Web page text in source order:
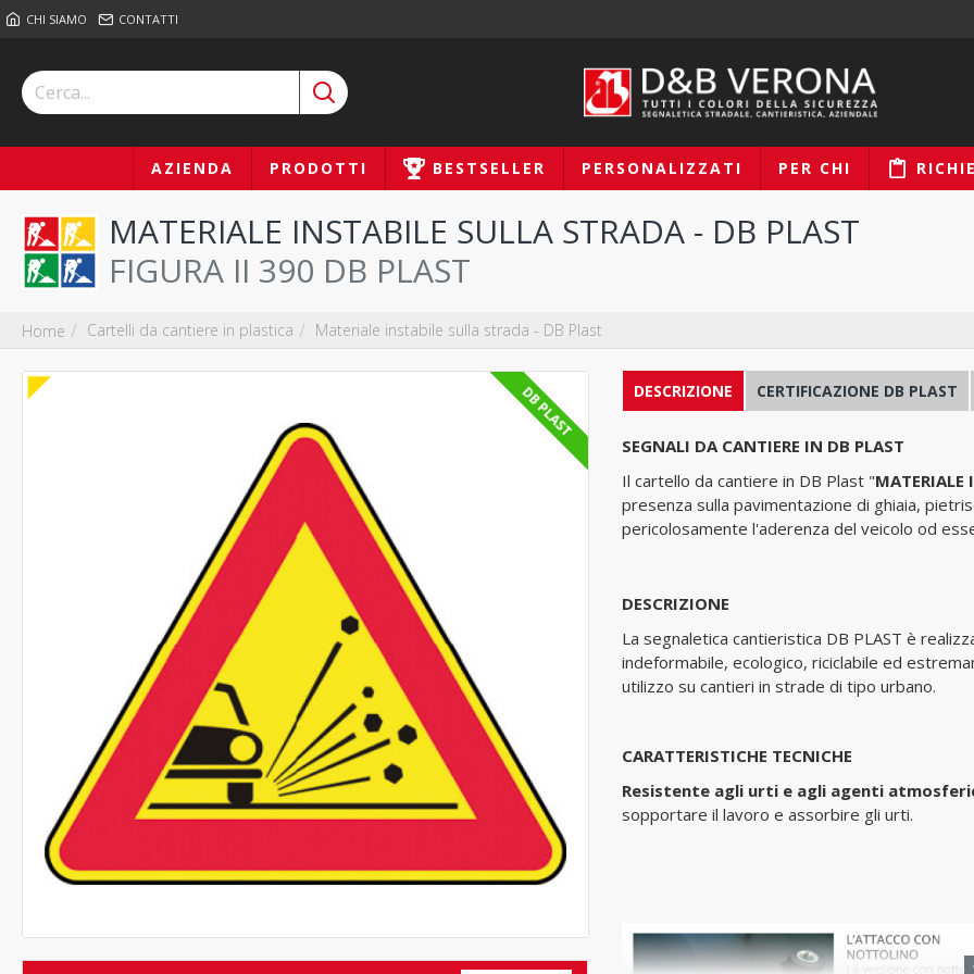
CHI SIAMO CONTATTI
AZIENDA PRODOTTI BESTSELLER PERSONALIZZATI PER CHI
Home Cartelli da cantiere in plastica Materiale instabile sulla strada - DB Plast
MATERIALE INSTABILE SULLA STRADA - DB PLAST
FIGURA II 390 DB PLAST
DB PLAST DESCRIZIONE CERTIFICAZIONE DB PLAST
SEGNALI DA CANTIERE IN DB PLAST
Il cartello da cantiere in DB Plast "
presenza sulla pavimentazione di ghiaia,
pericolosamente l'aderenza del veicolo od
DESCRIZIONE
La segnaletica cantieristica DB PLAST è
indeformabile, ecologico, riciclabile ed
utilizzo su cantieri in strade di tipo urbano.
CARATTERISTICHE TECNICHE
Resistente agli urti e agli agenti
sopportare il lavoro e assorbire gli urti.